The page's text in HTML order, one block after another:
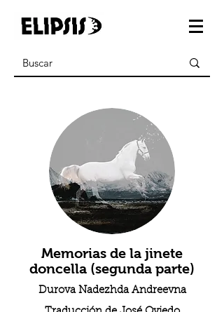
Memorias de la jinete
doncella (segunda parte)
Durova Nadezhda Andreevna